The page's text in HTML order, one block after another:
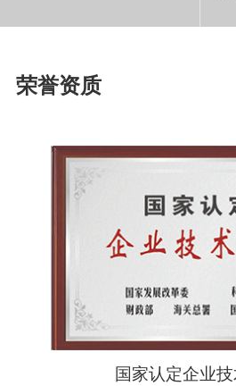
荣誉资质
国家认定企业